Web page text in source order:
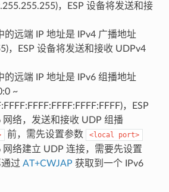
，ESP 设备将发送和接
的远端 IP 地址是 IPv4 广播地址
，ESP 设备将发送和接收 UDPv4
的远端 IP 地址是 IPv6 组播地址
~
，ESP
网络，发送和接收 UDP 组播
前，需先设置参数 <local port>
网络建立 UDP 连接，需要先设置
过 AT+CWJAP 获取到一个 IPv6